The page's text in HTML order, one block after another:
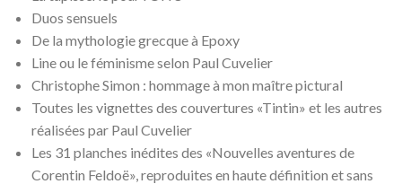
Duos sensuels
De la mythologie grecque à Epoxy
Line ou le féminisme selon Paul Cuvelier
Christophe Simon : hommage à mon maître pictural
Toutes les vignettes des couvertures «Tintin» et les autres
réalisées par Paul Cuvelier
Les 31 planches inédites des «Nouvelles aventures de
Corentin Feldoë», reproduites en haute définition et sans